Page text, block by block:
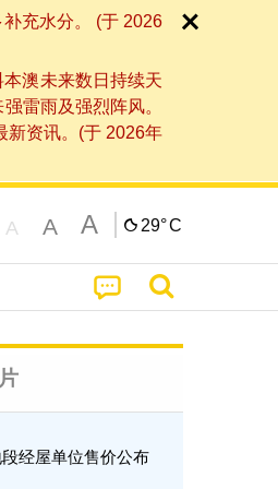
充水分。 (于 2026
澳未来数日持续天
雷雨及强烈阵风。
新资讯。(于 2026年
A A A 29°C
经屋单位售价公布